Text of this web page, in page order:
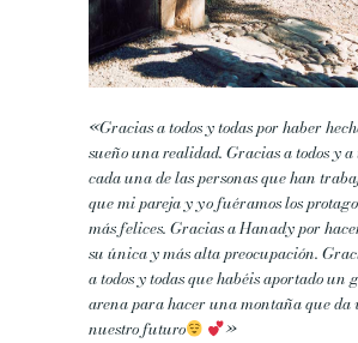
«Gracias a todos y todas por haber
sueño una realidad. Gracias a todos y a
cada una de las personas que han
que mi pareja y yo fuéramos los
más felices. Gracias a Hanady por
su única y más alta preocupación.
a todos y todas que habéis aportado un
arena para hacer una montaña que da
nuestro futuro
»